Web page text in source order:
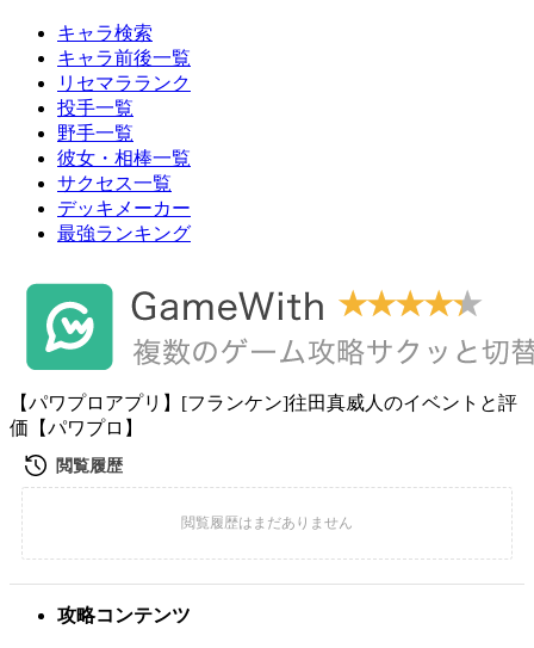
キャラ検索
キャラ前後一覧
リセマラランク
投手一覧
野手一覧
彼女・相棒一覧
サクセス一覧
デッキメーカー
最強ランキング
【パワプロアプリ】[フランケン]往田真威人のイベントと評
価【パワプロ】
攻略コンテンツ